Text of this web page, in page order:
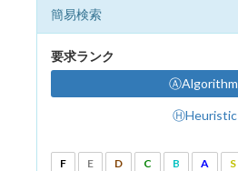
簡易検索
要求ランク
ⒶAlgorithm
ⒽHeuristic
F E D C B A S